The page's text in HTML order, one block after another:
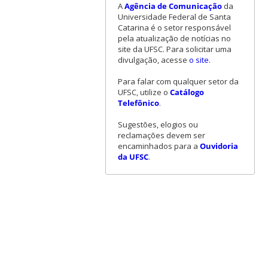
AAgência de Comunicaçãoda
Universidade Federal de Santa
Catarina é o setor responsável
pela atualização de notícias no
site da UFSC. Para solicitar uma
divulgação, acesse o site.
Para falar com qualquer setor da
UFSC, utilize o Catálogo
Telefônico.
Sugestões, elogios ou
reclamações devem ser
encaminhados para a Ouvidoria
da UFSC.